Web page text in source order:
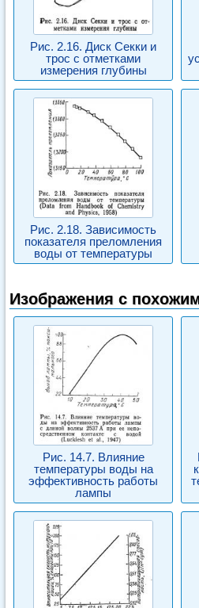
Рис. 2.16. Диск Секки и
трос с отметками
измерения глубины
Рис. 2.18. Зависимость
показателя преломления
воды от температуры
Изображения с
Рис. 14.7. Влияние
температуры воды на
эффективность работы
лампы